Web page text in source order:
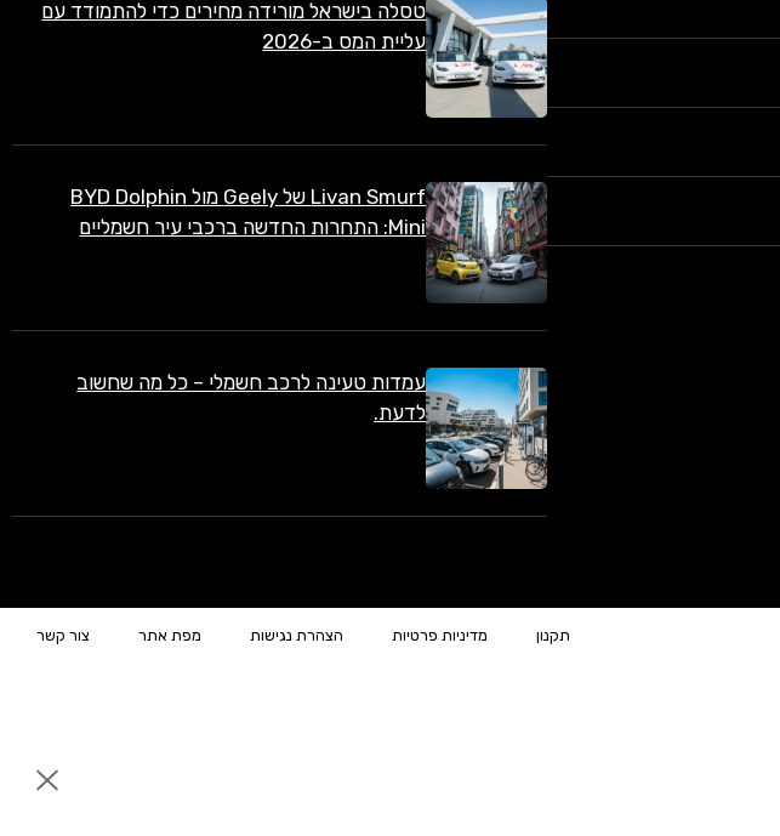
טסלה בישראל מורידה מחירים כדי להתמודד עם
עליית המס ב-2026
Livan Smurf של Geely מול BYD Dolphin
Mini: התחרות החדשה ברכבי עיר חשמליים
עמדות טעינה לרכב חשמלי – כל מה שחשוב
לדעת.
תקנון מדיניות פרטיות הצהרת נגישות מפת אתר צור קשר